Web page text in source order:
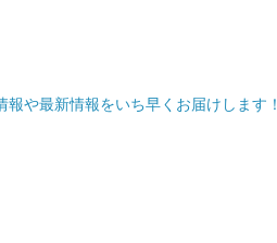
や最新情報をいち早くお届けします！